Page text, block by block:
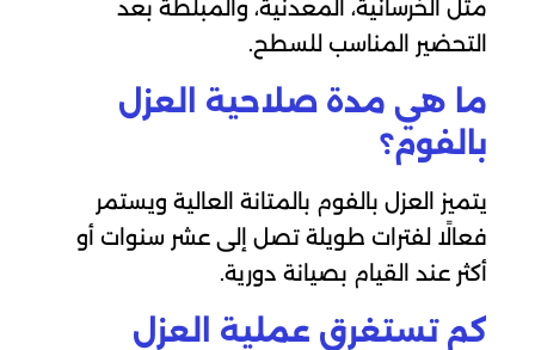
مثل الخرسانية، المعدنية، والمبلطة بعد
التحضير المناسب للسطح.
ما هي مدة صلاحية العزل
بالفوم؟
يتميز العزل بالفوم بالمتانة العالية ويستمر
فعالًا لفترات طويلة تصل إلى عشر سنوات أو
أكثر عند القيام بصيانة دورية.
كم تستغرق عملية العزل